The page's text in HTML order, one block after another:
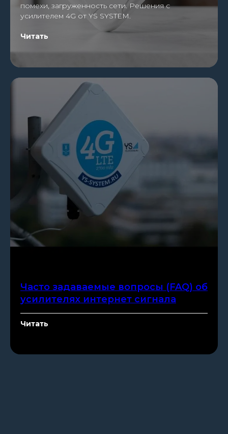
помехи, загруженность сети. Решения с
усилителем 4G от YS SYSTEM.
Читать
Часто задаваемые вопросы (FAQ) об
усилителях интернет сигнала
Читать